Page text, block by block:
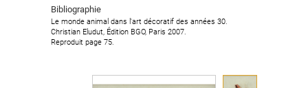
Bibliographie
Le monde animal dans l'art décoratif des années 30.
Christian Eludut, Édition BGO, Paris 2007.
Reproduit page 75.